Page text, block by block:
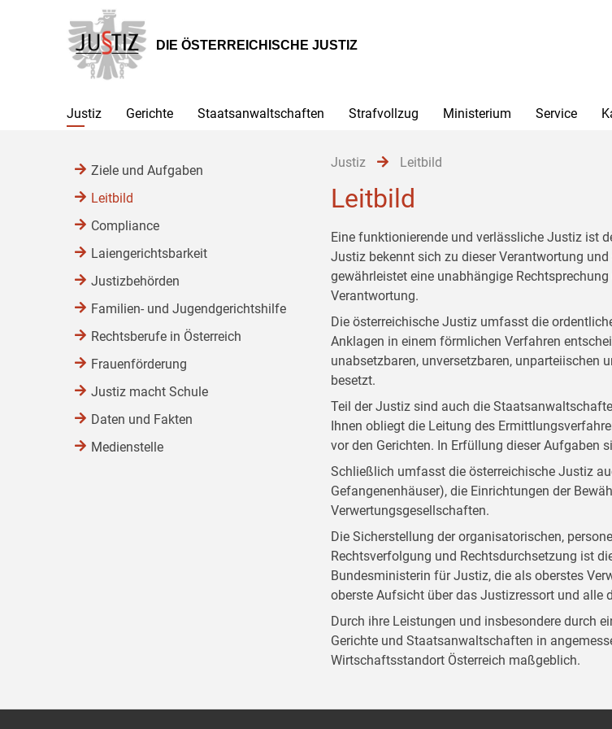
Hauptnavigation
[1]
Inhalt
[2]
Untermenü
[3]
DIE ÖSTERREICHISCHE JUSTIZ
Justiz Gerichte Staatsanwaltschaften Strafvollzug Ministerium Service
Justiz Leitbild
Leitbild
Eine funktionierende und verlässliche Justiz ist
Justiz bekennt sich zu dieser Verantwortung
gewährleistet eine unabhängige
Verantwortung.
Die österreichische Justiz umfasst die
Anklagen in einem förmlichen Verfahren
unabsetzbaren, unversetzbaren, unparteiischen
besetzt.
Teil der Justiz sind auch die
Ihnen obliegt die Leitung des
vor den Gerichten. In Erfüllung dieser Aufgaben
Schließlich umfasst die österreichische Justiz
Gefangenenhäuser), die Einrichtungen der
Verwertungsgesellschaften.
Die Sicherstellung der organisatorischen,
Rechtsverfolgung und Rechtsdurchsetzung ist
Bundesministerin für Justiz, die als oberstes
oberste Aufsicht über das Justizressort und alle
Durch ihre Leistungen und insbesondere durch
Gerichte und Staatsanwaltschaften in
Wirtschaftsstandort Österreich maßgeblich.
Ziele und Aufgaben
Leitbild
Compliance
Laiengerichtsbarkeit
Justizbehörden
Familien- und Jugendgerichtshilfe
Rechtsberufe in Österreich
Frauenförderung
Justiz macht Schule
Daten und Fakten
Medienstelle